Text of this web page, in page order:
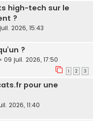
high-tech sur le
?
2026, 15:43
?
09 juil. 2026, 17:50
1 2 3
pour une
2026, 11:40